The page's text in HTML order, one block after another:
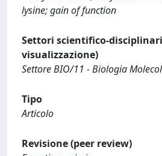
lysine; gain of function
Settori scientifico-
visualizzazione)
Settore BIO/11 - Biologia
Tipo
Articolo
Revisione (peer review)